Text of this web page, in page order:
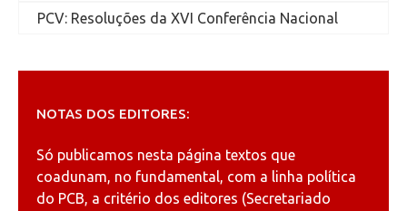
PCV: Resoluções da XVI Conferência Nacional
NOTAS DOS EDITORES:
Só publicamos nesta página textos que
coadunam, no fundamental, com a linha política
do PCB, a critério dos editores (Secretariado